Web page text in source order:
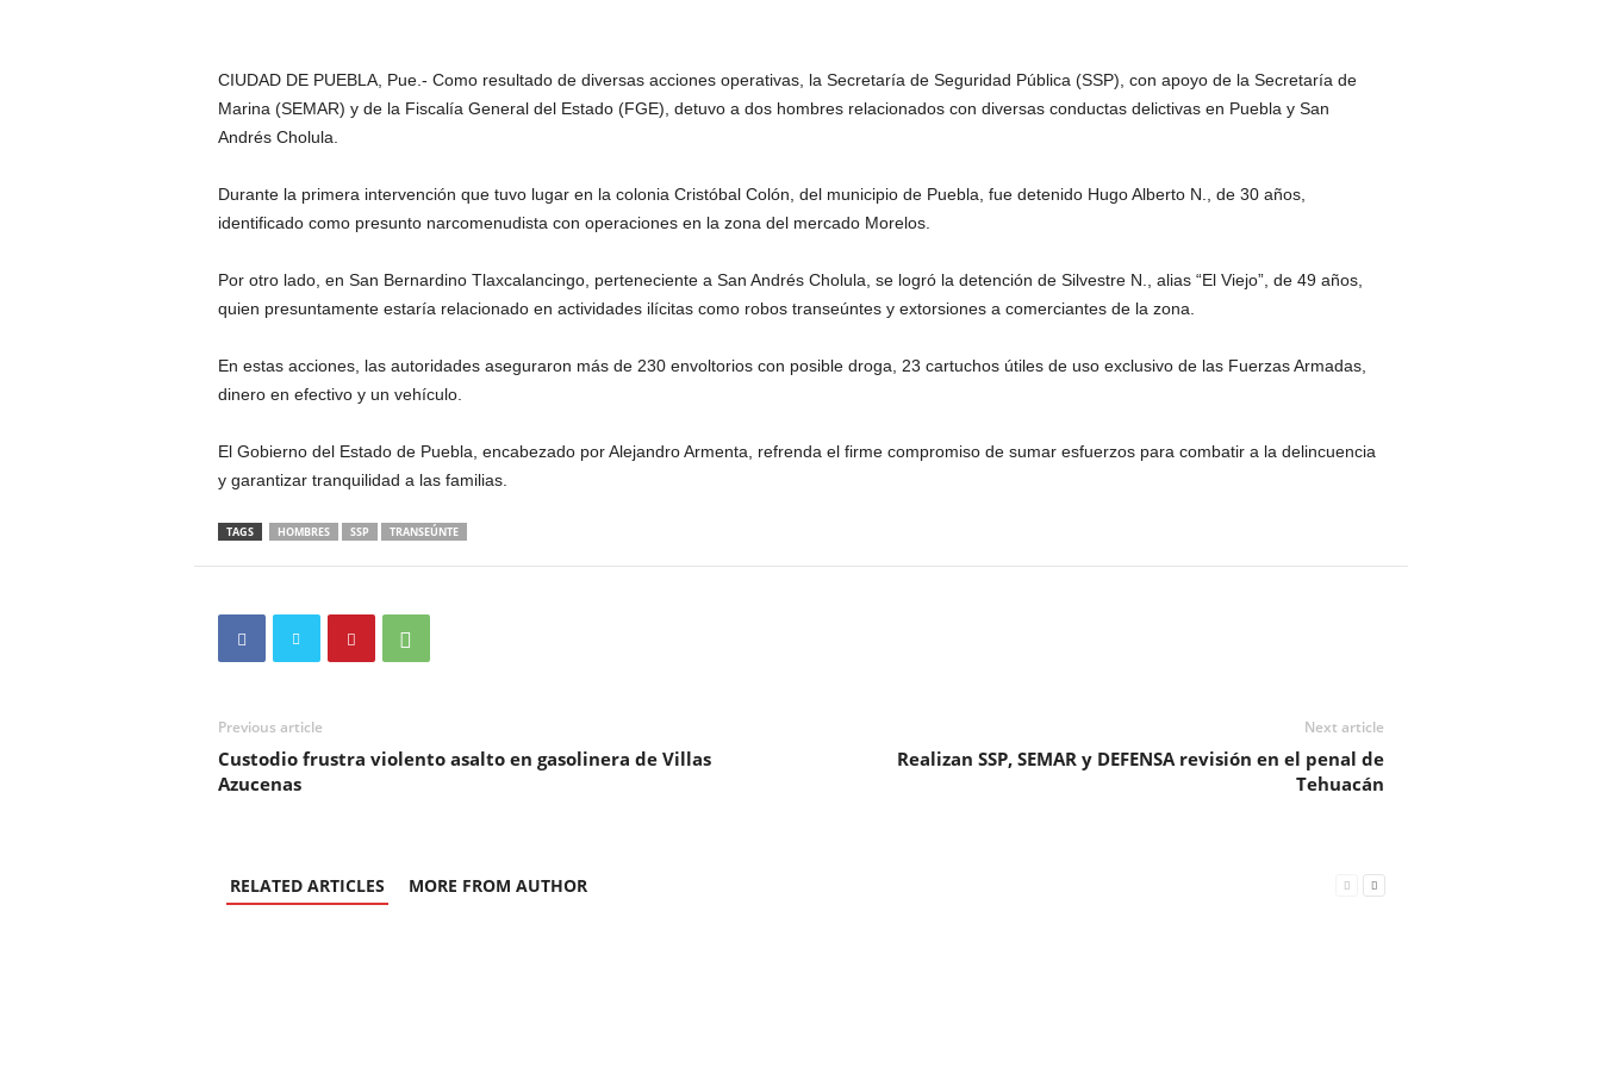
CIUDAD DE PUEBLA, Pue.- Como resultado de diversas acciones operativas, la Secretaría de Seguridad Pública (SSP), con apoyo de la Secretaría de
Marina (SEMAR) y de la Fiscalía General del Estado (FGE), detuvo a dos hombres relacionados con diversas conductas delictivas en Puebla y San
Andrés Cholula.
Durante la primera intervención que tuvo lugar en la colonia Cristóbal Colón, del municipio de Puebla, fue detenido Hugo Alberto N., de 30 años,
identificado como presunto narcomenudista con operaciones en la zona del mercado Morelos.
Por otro lado, en San Bernardino Tlaxcalancingo, perteneciente a San Andrés Cholula, se logró la detención de Silvestre N., alias “El Viejo”, de 49 años,
quien presuntamente estaría relacionado en actividades ilícitas como robos transeúntes y extorsiones a comerciantes de la zona.
En estas acciones, las autoridades aseguraron más de 230 envoltorios con posible droga, 23 cartuchos útiles de uso exclusivo de las Fuerzas Armadas,
dinero en efectivo y un vehículo.
El Gobierno del Estado de Puebla, encabezado por Alejandro Armenta, refrenda el firme compromiso de sumar esfuerzos para combatir a la delincuencia
y garantizar tranquilidad a las familias.
TAGS HOMBRES SSP TRANSEÚNTE
Previous article
Custodio frustra violento asalto en gasolinera de Villas
Azucenas
Next article
Realizan SSP, SEMAR y DEFENSA revisión en el penal de
Tehuacán
RELATED ARTICLES MORE FROM AUTHOR